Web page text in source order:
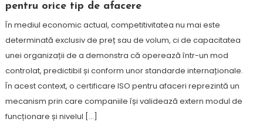
pentru orice tip de afacere
În mediul economic actual, competitivitatea nu mai este
determinată exclusiv de preț sau de volum, ci de capacitatea
unei organizații de a demonstra că operează într-un mod
controlat, predictibil și conform unor standarde internaționale.
În acest context, o certificare ISO pentru afaceri reprezintă un
mecanism prin care companiile își validează extern modul de
funcționare și nivelul […]